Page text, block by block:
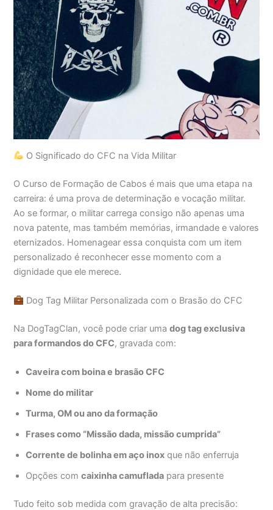
O Significado do CFC na Vida Militar
O Curso de Formação de Cabos é mais que uma etapa na
carreira: é uma prova de determinação e vocação militar.
Ao se formar, o militar carrega consigo não apenas uma
nova patente, mas também memórias, irmandade e valores
eternizados. Homenagear essa conquista com um item
personalizado é reconhecer esse momento com a
dignidade que ele merece.
Dog Tag Militar Personalizada com o Brasão do CFC
Na DogTagClan, você pode criar umadog tag exclusiva
para formandos do CFC, gravada com:
Caveira com boina e brasão CFC
Nome do militar
Turma, OM ou ano da formação
Frases como “Missão dada, missão cumprida”
Corrente de bolinha em aço inox que não enferruja
Opções comcaixinha camuflada para presente
Tudo feito sob medida com gravação de alta precisão: